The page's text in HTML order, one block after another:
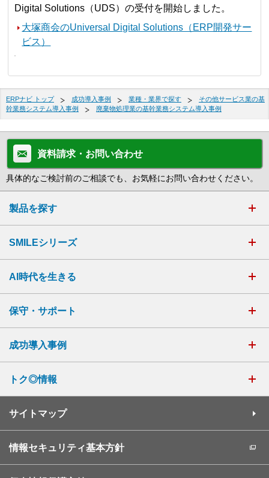
Digital Solutions（UDS）の受付を開始しました。
大塚商会のUniversal Digital Solutions（ERP開発サー
ビス）
ERPナビ トップ 成功導入事例 業種・業界で探す
その他サービス業の基
幹業務システム導入事例
廃棄物処理業の基幹業務システム導入事例
資料請求・お問い合わせ
具体的なご検討前のご相談でも、お気軽にお問い合わせください。
製品を探す
SMILEシリーズ
AI時代を生きる
保守・サポート
成功導入事例
トク◎情報
サイトマップ
情報セキュリティ基本方針